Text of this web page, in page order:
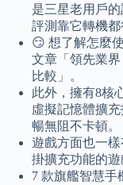
是三星老用戶的
評測靠它轉機都
😏 想了解怎麼
文章「領先業
比較」。
此外，擁有8核
虛擬記憶體擴
暢無阻不卡頓。
遊戲方面也一
掛擴充功能的遊
7 款旗艦智慧手